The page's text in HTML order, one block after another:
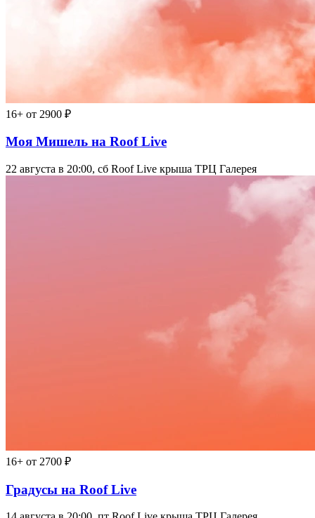
16+ от 2900 ₽
Моя Мишель на Roof Live
22 августа в 20:00, сб Roof Live крыша ТРЦ Галерея
16+ от 2700 ₽
Градусы на Roof Live